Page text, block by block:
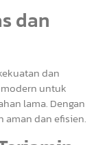
dan
dan
untuk
lama. Dengan
dan efisien.